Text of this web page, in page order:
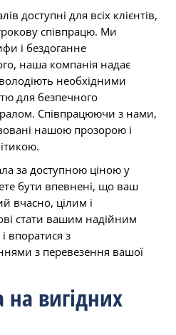
доступні для всіх клієнтів,
співпрацю. Ми
і бездоганне
наша компанія надає
необхідними
для безпечного
Співпрацюючи з нами,
нашою прозорою і
за доступною ціною у
бути впевнені, що ваш
вчасно, цілим і
стати вашим надійним
впоратися з
з перевезення вашої
вигідних